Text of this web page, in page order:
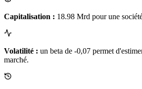
Capitalisation : 18.98 Mrd pour une
Volatilité : un beta de -0,07 permet
marché.